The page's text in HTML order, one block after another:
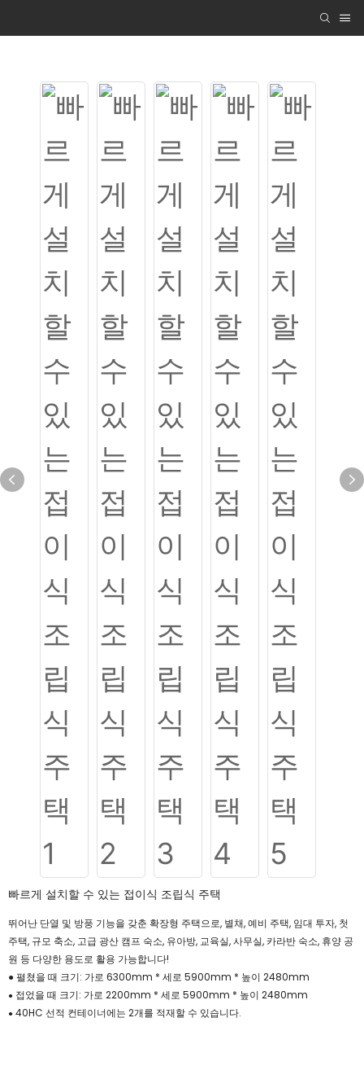
빠르게 설치할 수 있는 접이식 조립식 주택
뛰어난 단열 및 방풍 기능을 갖춘 확장형 주택으로, 별채, 예비 주택, 임대 투자, 첫
주택, 규모 축소, 고급 광산 캠프 숙소, 유아방, 교육실, 사무실, 카라반 숙소, 휴양 공
원 등 다양한 용도로 활용 가능합니다!
● 펼쳤을 때 크기: 가로 6300mm * 세로 5900mm * 높이 2480mm
● 접었을 때 크기: 가로 2200mm * 세로 5900mm * 높이 2480mm
● 40HC 선적 컨테이너에는 2개를 적재할 수 있습니다.